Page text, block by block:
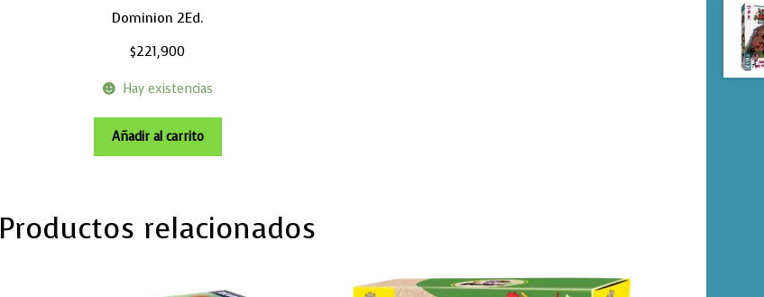
Dominion 2Ed.
$221,900
Hay existencias
Añadir al carrito
Productos relacionados